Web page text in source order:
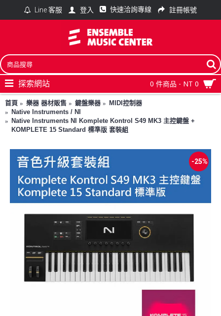
Line 客服 登入 快速洽詢專線 註冊帳號
0 件商品 - NT 0
探索網站
首頁 樂器 器材販售 鍵盤樂器
MIDI控制器
Native Instruments / NI
Native Instruments NI Komplete Kontrol S49 MK3 主控鍵盤 +
KOMPLETE 15 Standard 標準版 套裝組
-25%